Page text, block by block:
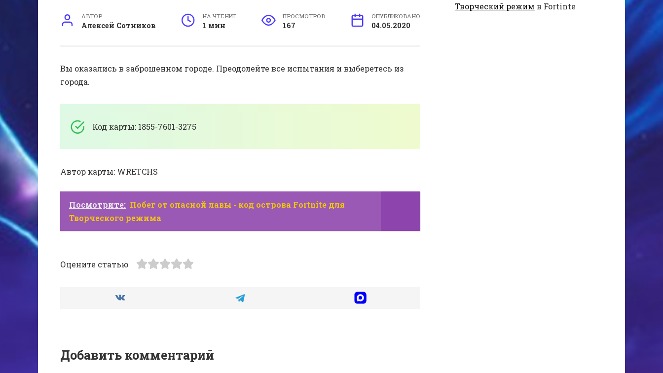
АВТОР
Алексей Сотников
НА ЧТЕНИЕ
1 мин
ПРОСМОТРОВ
167
ОПУБЛИКОВАНО
04.05.2020
Вы оказались в заброшенном городе. Преодолейте все испытания и выберетесь из
города.
Код карты: 1855-7601-3275
Автор карты: WRETCHS
Посмотрите: Побег от опасной лавы - код острова Fortnite для
Творческого режима
Оцените статью
Добавить комментарий
Творческий режим в Fortinte